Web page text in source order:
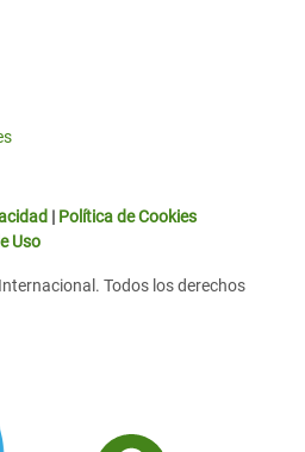
| Política de Cookies
Uso
Todos los derechos